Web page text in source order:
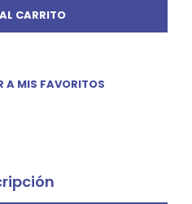
CARRITO
A MIS FAVORITOS